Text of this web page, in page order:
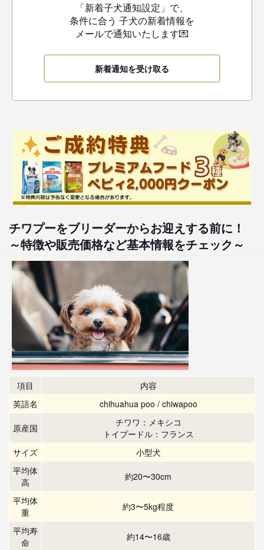
「新着子犬通知設定」で、
条件に合う 子犬の新着情報を
メールで通知いたします💌
新着通知を受け取る
チワプーをブリーダーからお迎えする前に！
～特徴や販売価格など基本情報をチェック～
項目
内容
英語名
chihuahua poo / chiwapoo
原産国
チワワ：メキシコ
トイプードル：フランス
サイズ
小型犬
平均体
高
約20〜30cm
平均体
重
約3〜5kg程度
平均寿
命
約14〜16歳